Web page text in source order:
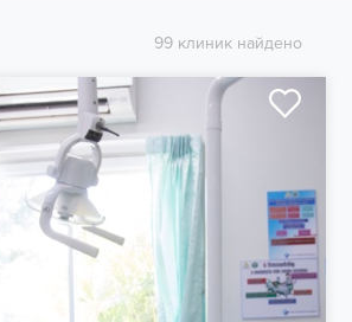
99 клиник найдено